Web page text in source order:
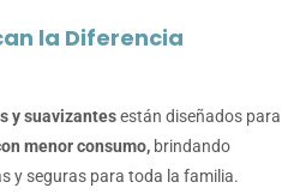
la Diferencia
y suavizantesestán diseñados para
menor consumo, brindando
y seguras para toda la familia.